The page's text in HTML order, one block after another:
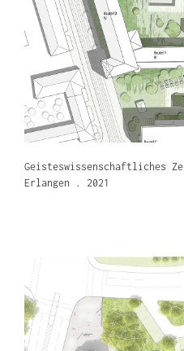
Geisteswissenschaftliches
Erlangen . 2021